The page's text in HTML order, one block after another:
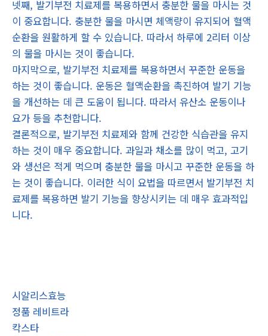
넷째, 발기부전 치료제를 복용하면서 충분한 물을 마시는 것
이 중요합니다. 충분한 물을 마시면 체액량이 유지되어 혈액
순환을 원활하게 할 수 있습니다. 따라서 하루에 2리터 이상
의 물을 마시는 것이 좋습니다.
마지막으로, 발기부전 치료제를 복용하면서 꾸준한 운동을
하는 것이 좋습니다. 운동은 혈액순환을 촉진하여 발기 기능
을 개선하는 데 큰 도움이 됩니다. 따라서 유산소 운동이나
요가 등을 추천합니다.
결론적으로, 발기부전 치료제와 함께 건강한 식습관을 유지
하는 것이 매우 중요합니다. 과일과 채소를 많이 먹고, 고기
와 생선은 적게 먹으며 충분한 물을 마시고 꾸준한 운동을 하
는 것이 좋습니다. 이러한 식이 요법을 따르면서 발기부전 치
료제를 복용하면 발기 기능을 향상시키는 데 매우 효과적입
니다.
시알리스효능
정품 레비트라
칵스타